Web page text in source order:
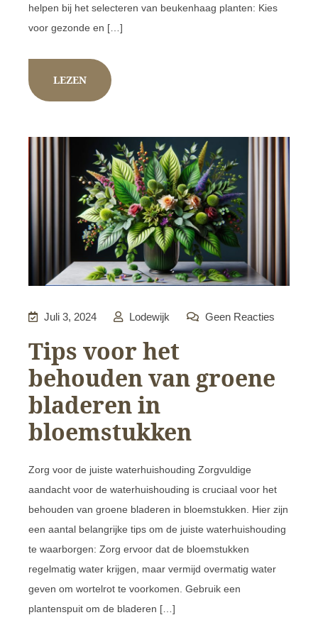
helpen bij het selecteren van beukenhaag planten: Kies
voor gezonde en […]
LEZEN
Juli 3, 2024 Lodewijk Geen Reacties
Tips voor het
behouden van groene
bladeren in
bloemstukken
Zorg voor de juiste waterhuishouding Zorgvuldige
aandacht voor de waterhuishouding is cruciaal voor het
behouden van groene bladeren in bloemstukken. Hier zijn
een aantal belangrijke tips om de juiste waterhuishouding
te waarborgen: Zorg ervoor dat de bloemstukken
regelmatig water krijgen, maar vermijd overmatig water
geven om wortelrot te voorkomen. Gebruik een
plantenspuit om de bladeren […]